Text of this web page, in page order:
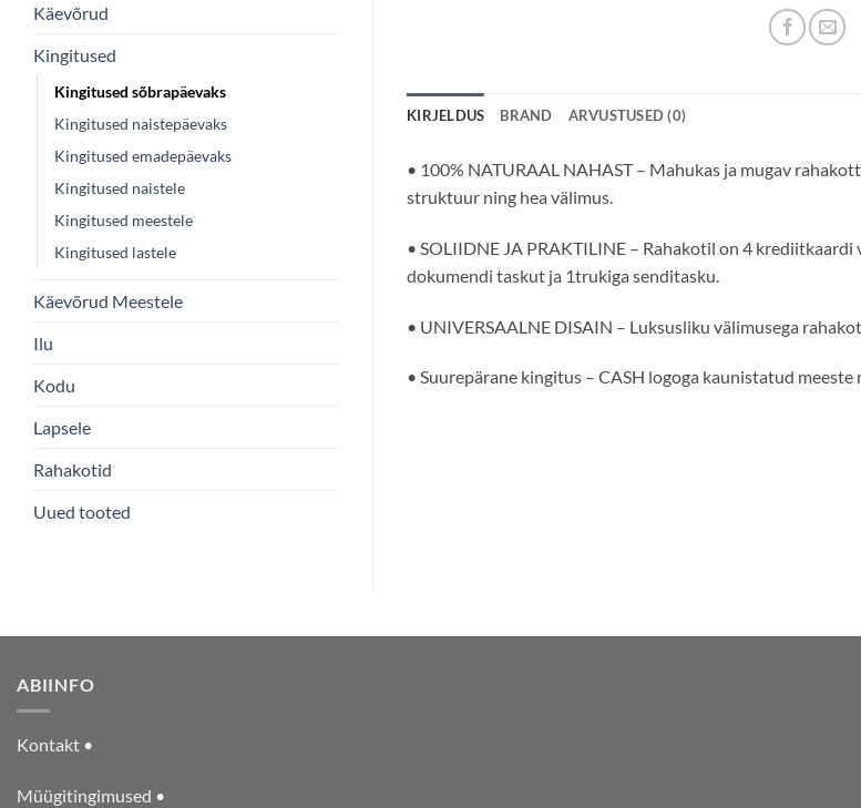
Käevõrud
Kingitused
Kingitused sõbrapäevaks
Kingitused naistepäevaks
Kingitused emadepäevaks
Kingitused naistele
Kingitused meestele
Kingitused lastele
Käevõrud Meestele
Ilu
Kodu
Lapsele
Rahakotid
Uued tooted
KIRJELDUS BRAND ARVUSTUSED (0)
• 100% NATURAAL NAHAST – Mahukas ja mugav
struktuur ning hea välimus.
• SOLIIDNE JA PRAKTILINE – Rahakotil on 4
dokumendi taskut ja 1trukiga senditasku.
• UNIVERSAALNE DISAIN – Luksusliku välimusega
• Suurepärane kingitus – CASH logoga kaunistatud
ABIINFO
Kontakt •
Müügitingimused •